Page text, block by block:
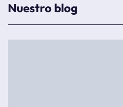
Nuestro blog